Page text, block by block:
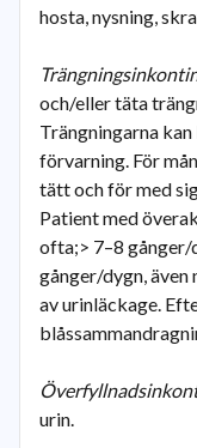
hosta, nysning,
och/eller täta
Trängningarna
förvarning. För
tätt och för med
Patient med
ofta;> 7–8 gånger/
gånger/dygn,
av urinläckage.
urin.